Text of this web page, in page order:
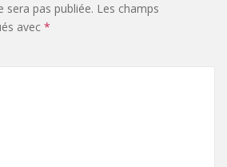
sera pas publiée. Les champs
avec *